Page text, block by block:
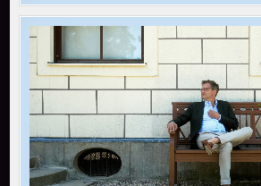
JETZT
SOLL
DIE
KI
NAZI-
FINDEN